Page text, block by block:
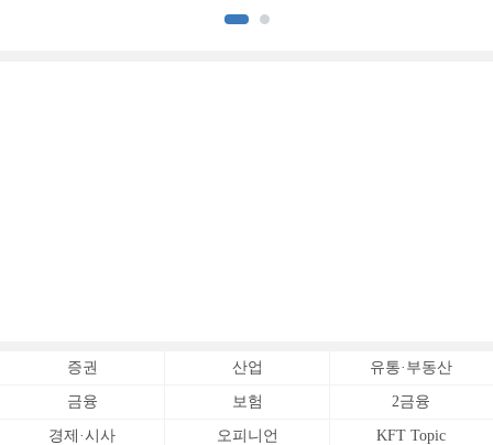
증권 산업 유통·부동산
금융 보험 2금융
경제·시사 오피니언 KFT Topic